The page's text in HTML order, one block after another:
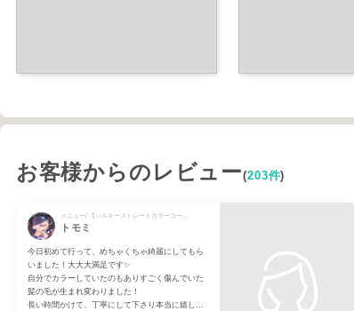
お客様からのレビュー(203件)
トモミ
今日初めて行って、めちゃくちゃ綺麗にしてもら
いました！大大大満足です✨
自分でカラーしていたのもありすごく傷んでいた
髪の毛が生まれ変わりました！
長い時間かけて、丁寧にして下さり本当に嬉しか